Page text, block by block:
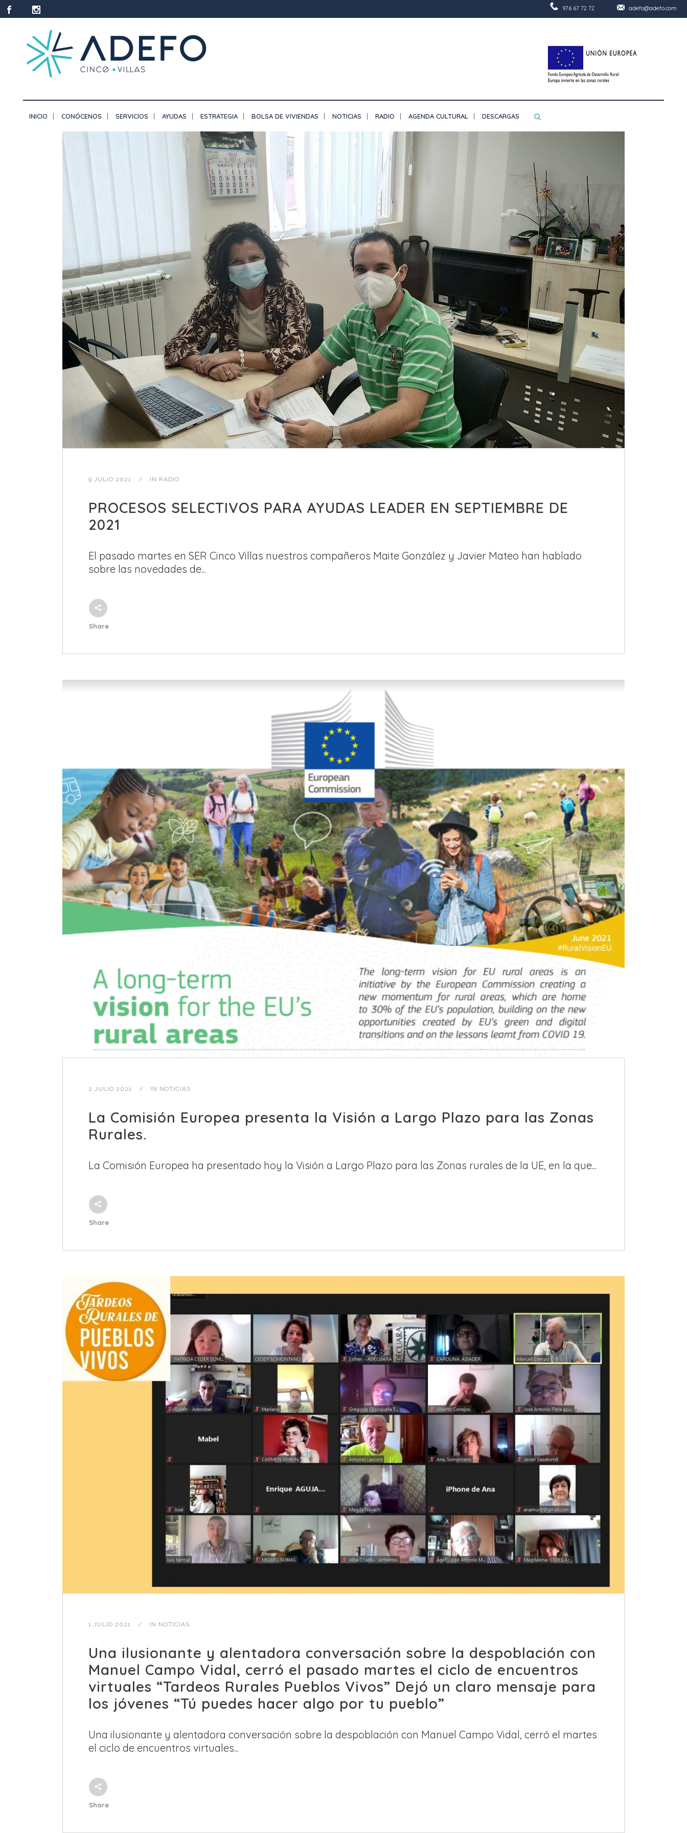
976 67 72 72 adefo@adefo.com
INICIO CONÓCENOS SERVICIOS AYUDAS ESTRATEGIA BOLSA DE VIVIENDAS NOTICIAS RADIO AGENDA CULTURAL DESCARGAS
9 JULIO 2021 IN RADIO
PROCESOS SELECTIVOS PARA AYUDAS LEADER EN SEPTIEMBRE DE
2021
El pasado martes en SER Cinco Villas nuestros compañeros Maite González y Javier Mateo han hablado
sobre las novedades de...
Share
2 JULIO 2021 IN NOTICIAS
La Comisión Europea presenta la Visión a Largo Plazo para las Zonas
Rurales.
La Comisión Europea ha presentado hoy la Visión a Largo Plazo para las Zonas rurales de la UE, en la que...
Share
1 JULIO 2021 IN NOTICIAS
Una ilusionante y alentadora conversación sobre la despoblación con
Manuel Campo Vidal, cerró el pasado martes el ciclo de encuentros
virtuales “Tardeos Rurales Pueblos Vivos” Dejó un claro mensaje para
los jóvenes “Tú puedes hacer algo por tu pueblo”
Una ilusionante y alentadora conversación sobre la despoblación con Manuel Campo Vidal, cerró el martes
el ciclo de encuentros virtuales...
Share